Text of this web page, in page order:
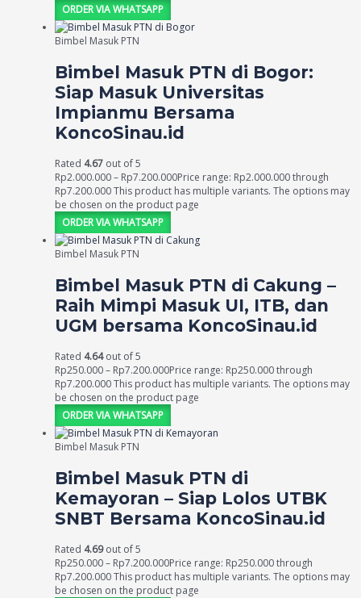
ORDER VIA WHATSAPP
Bimbel Masuk PTN
Bimbel Masuk PTN di Bogor:
Siap Masuk Universitas
Impianmu Bersama
KoncoSinau.id
Rated 4.67 out of 5
Rp2.000.000– Rp7.200.000Price range: Rp2.000.000 through
Rp7.200.000This product has multiple variants. The options may
be chosen on the product page
ORDER VIA WHATSAPP
Bimbel Masuk PTN
Bimbel Masuk PTN di Cakung –
Raih Mimpi Masuk UI, ITB, dan
UGM bersama KoncoSinau.id
Rated 4.64out of 5
Rp250.000– Rp7.200.000Price range: Rp250.000 through
Rp7.200.000This product has multiple variants. The options may
be chosen on the product page
ORDER VIA WHATSAPP
Bimbel Masuk PTN
Bimbel Masuk PTN di
Kemayoran – Siap Lolos UTBK
SNBT Bersama KoncoSinau.id
Rated 4.69out of 5
Rp250.000– Rp7.200.000Price range: Rp250.000 through
Rp7.200.000This product has multiple variants. The options may
be chosen on the product page